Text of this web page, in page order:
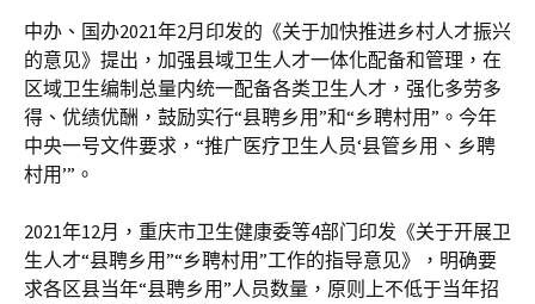
中办、国办2021年2月印发的《关于加快推进乡村人才振兴
的意见》提出，加强县域卫生人才一体化配备和管理，在
区域卫生编制总量内统一配备各类卫生人才，强化多劳多
得、优绩优酬，鼓励实行“县聘乡用”和“乡聘村用”。今年
中央一号文件要求，“推广医疗卫生人员‘县管乡用、乡聘
村用’”。
2021年12月，重庆市卫生健康委等4部门印发《关于开展卫
生人才“县聘乡用”“乡聘村用”工作的指导意见》，明确要
求各区县当年“县聘乡用”人员数量，原则上不低于当年招